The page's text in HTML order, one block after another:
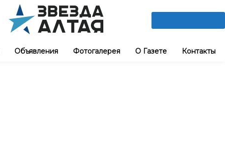
Объявления Фотогалерея О Газете Контакты